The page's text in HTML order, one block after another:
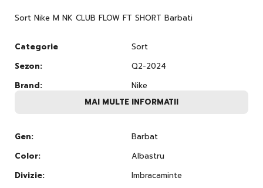
Sort Nike M NK CLUB FLOW FT SHORT Barbati
Categorie
Sort
Sezon:
Q2-2024
Brand:
Nike
MAI MULTE INFORMATII
Gen:
Barbat
Color:
Albastru
Divizie:
Imbracaminte